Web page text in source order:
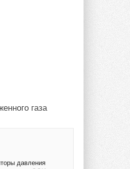
газа
давления